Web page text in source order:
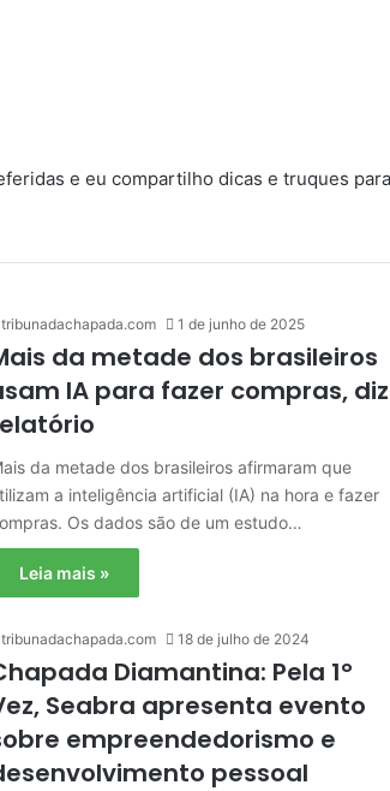
e eu compartilho dicas e truques para
tribunadachapada.com 1 de junho de 2025
da metade dos brasileiros
IA para fazer compras, diz
da metade dos brasileiros afirmaram que
a inteligência artificial (IA) na hora e fazer
Os dados são de um estudo…
Leia mais »
tribunadachapada.com 18 de julho de 2024
Diamantina: Pela 1°
Seabra apresenta evento
empreendedorismo e
pessoal